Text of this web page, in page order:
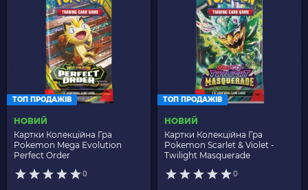
ТОП ПРОДАЖІВ
НОВИЙ
Картки Колекційна Гра
Pokemon Mega Evolution
Perfect Order
0
ТОП ПРОДАЖІВ
НОВИЙ
Картки Колекційна Гра
Pokemon Scarlet & Violet -
Twilight Masquerade
0